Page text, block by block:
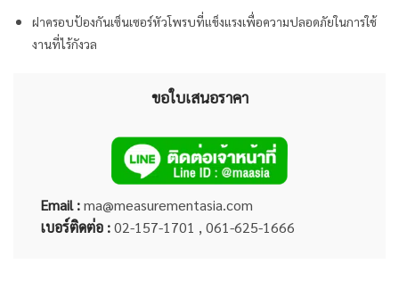
ฝาครอบป้องกันเซ็นเซอร์หัวโพรบที่แข็งแรงเพื่อความปลอดภัยในการใช้
งานที่ไร้กังวล
ขอใบเสนอราคา
Email :ma@measurementasia.com
เบอร์ติดต่อ :02-157-1701 , 061-625-1666